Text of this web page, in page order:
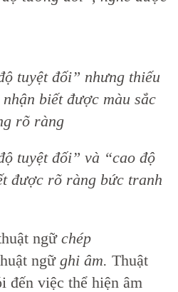
tuyệt đối” nhưng thiếu
biết được màu sắc
rõ ràng
tuyệt đối” và “cao độ
được rõ ràng bức tranh
ngữ chép
ngữ ghi âm. Thuật
đến việc thể hiện âm